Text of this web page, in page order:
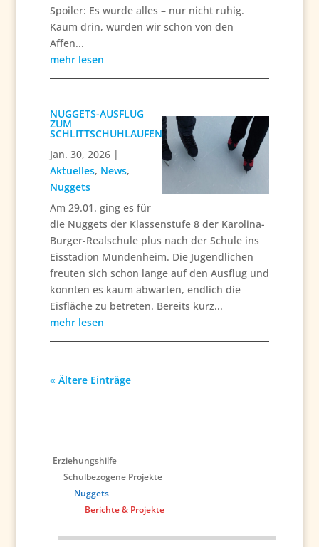
Spoiler: Es wurde alles – nur nicht ruhig.
Kaum drin, wurden wir schon von den
Affen...
mehr lesen
NUGGETS-AUSFLUG
ZUM
SCHLITTSCHUHLAUFEN
Jan. 30, 2026|
Aktuelles, News,
Nuggets
Am 29.01. ging es für
die Nuggets der Klassenstufe 8 der Karolina-
Burger-Realschule plus nach der Schule ins
Eisstadion Mundenheim. Die Jugendlichen
freuten sich schon lange auf den Ausflug und
konnten es kaum abwarten, endlich die
Eisfläche zu betreten. Bereits kurz...
mehr lesen
« Ältere Einträge
Erziehungshilfe
Schulbezogene Projekte
Nuggets
Berichte & Projekte